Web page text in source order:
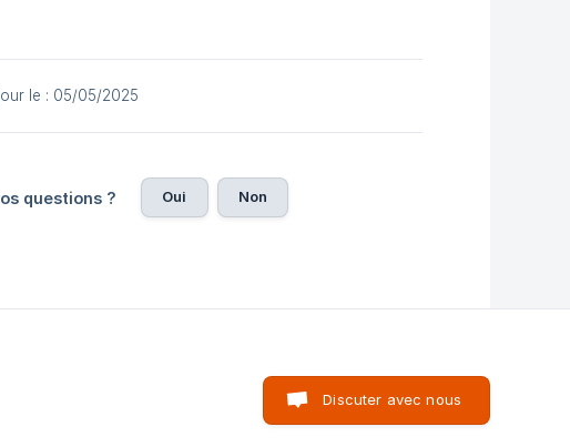
le : 05/05/2025
questions ? Oui Non
Discuter avec nous